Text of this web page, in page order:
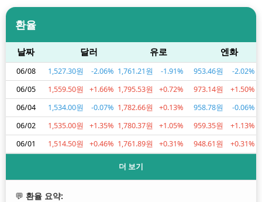
환율
날짜 달러 유로 엔화
06/08 1,527.30원 -2.06% 1,761.21원 -1.91% 953.46원
-2.02%
06/05
1,559.50원 +1.66% 1,795.53원 +0.72% 973.14원
+1.50%
06/04
1,534.00원 -0.07% 1,782.66원 +0.13% 958.78원
-0.06%
06/02
1,535.00원 +1.35% 1,780.37원 +1.05% 959.35원
+1.13%
06/01
1,514.50원 +0.46% 1,761.89원 +0.31% 948.61원 +0.31%
더 보기
💬 환율 요약: